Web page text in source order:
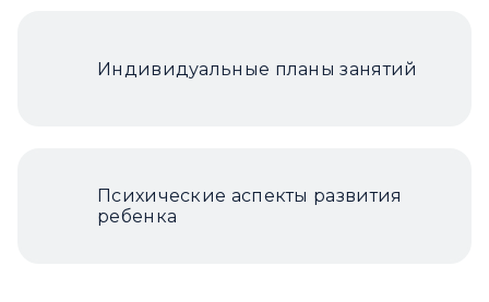
Индивидуальные планы занятий
Психические аспекты развития
ребенка